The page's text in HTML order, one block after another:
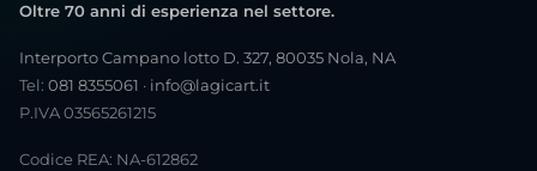
Oltre 70 anni di esperienza nel settore.
Interporto Campano lotto D. 327, 80035 Nola, NA
Tel: 081 8355061 · info@lagicart.it
P.IVA 03565261215
Codice REA: NA-612862